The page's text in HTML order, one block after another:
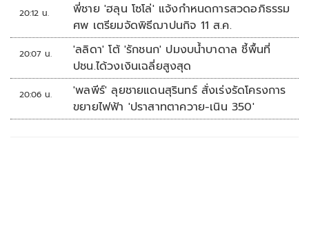
20:12 น.
พี่ชาย 'ฮลุน โซโล่' แจ้งกำหนดการสวดอภิธรรม
ศพ เตรียมจัดพิธีฌาปนกิจ 11 ส.ค.
20:07 น.
'ลลิดา' โต้ 'รักชนก' ปมงบน้ำบาดาล ชี้พื้นที่
ปชน.ได้วงเงินเฉลี่ยสูงสุด
20:06 น.
'พลพีร์' ลุยชายแดนสุรินทร์ สั่งเร่งรัดโครงการ
ขยายไฟฟ้า 'ปราสาทตาควาย-เนิน 350'